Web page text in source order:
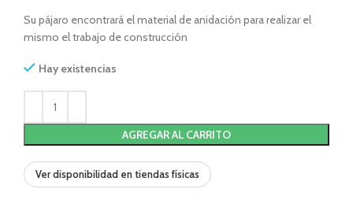
Su pájaro encontrará el material de anidación para realizar el
mismo el trabajo de construcción
Hay existencias
AGREGAR AL CARRITO
Ver disponibilidad en tiendas físicas